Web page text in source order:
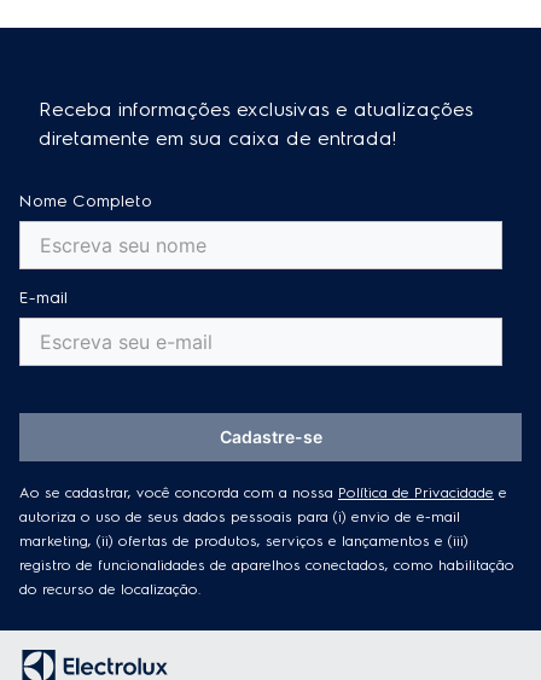
Receba informações exclusivas e atualizações
diretamente em sua caixa de entrada!
Nome Completo
E-mail
Ao se cadastrar, você concorda com a nossa Política de Privacidade e
autoriza o uso de seus dados pessoais para (i) envio de e-mail
marketing, (ii) ofertas de produtos, serviços e lançamentos e (iii)
registro de funcionalidades de aparelhos conectados, como habilitação
do recurso de localização.
Cadastre-se